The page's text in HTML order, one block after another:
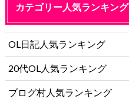
カテゴリー人気ランキング
OL日記人気ランキング
20代OL人気ランキング
ブログ村人気ランキング